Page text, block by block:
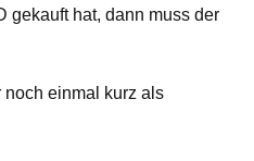
gekauft hat, dann muss der
einmal kurz als